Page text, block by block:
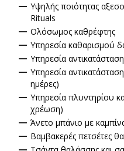
Υψηλής ποιότητας
Rituals
Ολόσωμος καθρέφτης
Υπηρεσία καθαρισμού
Υπηρεσία
Υπηρεσία
ημέρες)
Υπηρεσία πλυντηρίου
χρέωση)
Άνετο μπάνιο με
Βαμβακερές πετσέτες